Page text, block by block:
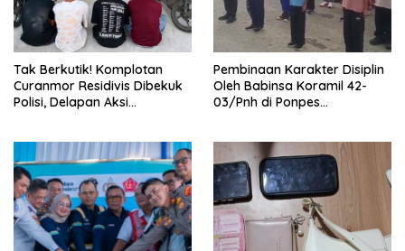
Tak Berkutik! Komplotan
Curanmor Residivis Dibekuk
Polisi, Delapan Aksi
Pembinaan Karakter Disiplin
Oleh Babinsa Koramil 42-
03/Pnh di Ponpes